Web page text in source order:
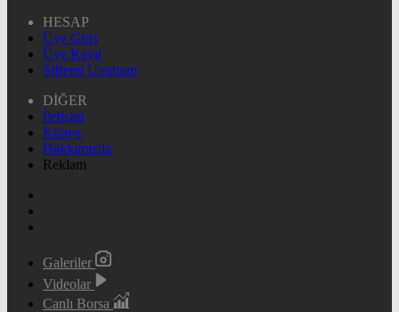
HESAP
Üye Giriş
Üye Kayıt
Şifremi Unuttum
DİĞER
İletişim
Künye
Hakkımızda
Reklam
Galeriler
Videolar
Canlı Borsa